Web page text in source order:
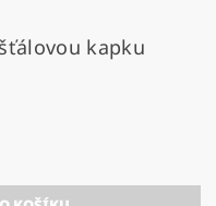
kapku